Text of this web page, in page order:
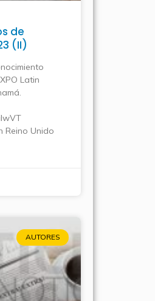
de
(II)
Latin
Reino Unido
AUTORES